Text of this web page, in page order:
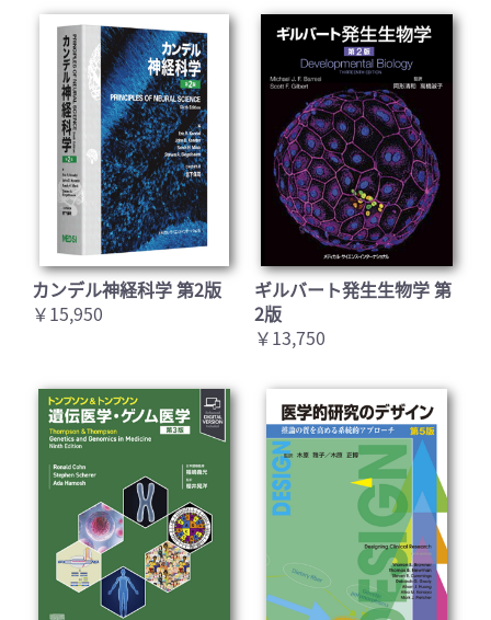
カンデル神経科学 第2版
￥15,950
ギルバート発生生物学 第
2版
￥13,750